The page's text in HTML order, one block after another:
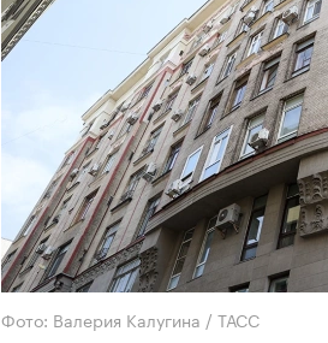
Фото: Валерия Калугина / ТАСС